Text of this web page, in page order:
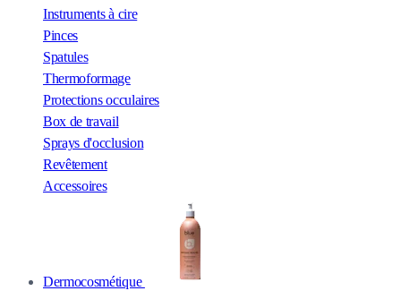
Instruments à cire
Pinces
Spatules
Thermoformage
Protections occulaires
Box de travail
Sprays d'occlusion
Revêtement
Accessoires
Dermocosmétique